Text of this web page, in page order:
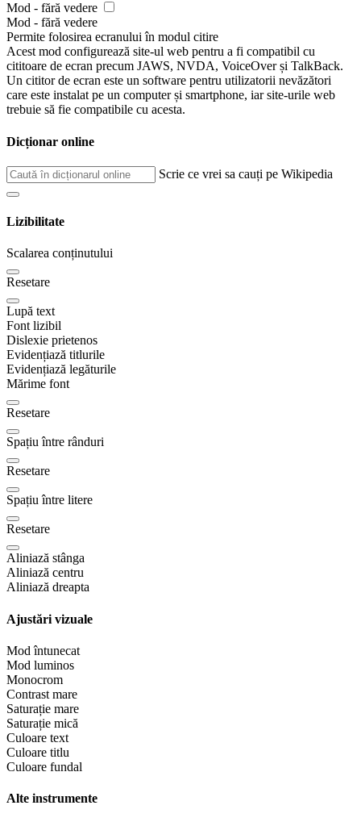
Mod - fără vedere
Mod - fără vedere
Permite folosirea ecranului în modul citire
Acest mod configurează site-ul web pentru a fi compatibil cu
cititoare de ecran precum JAWS, NVDA, VoiceOver și TalkBack.
Un cititor de ecran este un software pentru utilizatorii nevăzători
care este instalat pe un computer și smartphone, iar site-urile web
trebuie să fie compatibile cu acesta.
Dicționar online
Scrie ce vrei sa cauți pe Wikipedia
Lizibilitate
Scalarea conținutului
Resetare
Lupă text
Font lizibil
Dislexie prietenos
Evidențiază titlurile
Evidențiază legăturile
Mărime font
Resetare
Spațiu între rânduri
Resetare
Spațiu între litere
Resetare
Aliniază stânga
Aliniază centru
Aliniază dreapta
Ajustări vizuale
Mod întunecat
Mod luminos
Monocrom
Contrast mare
Saturație mare
Saturație mică
Culoare text
Culoare titlu
Culoare fundal
Alte instrumente